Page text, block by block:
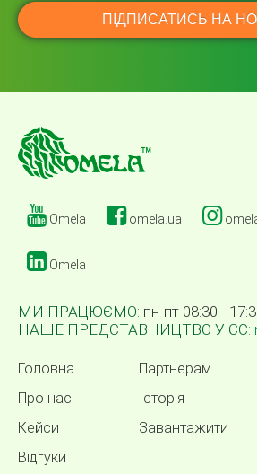
Omela omela.ua
Omela
МИ ПРАЦЮЄМО: пн-пт 08:30 -
НАШЕ ПРЕДСТАВНИЦТВО У ЄС:
Головна Партнерам
Про нас
Історія
Кейси
Завантажити
Відгуки